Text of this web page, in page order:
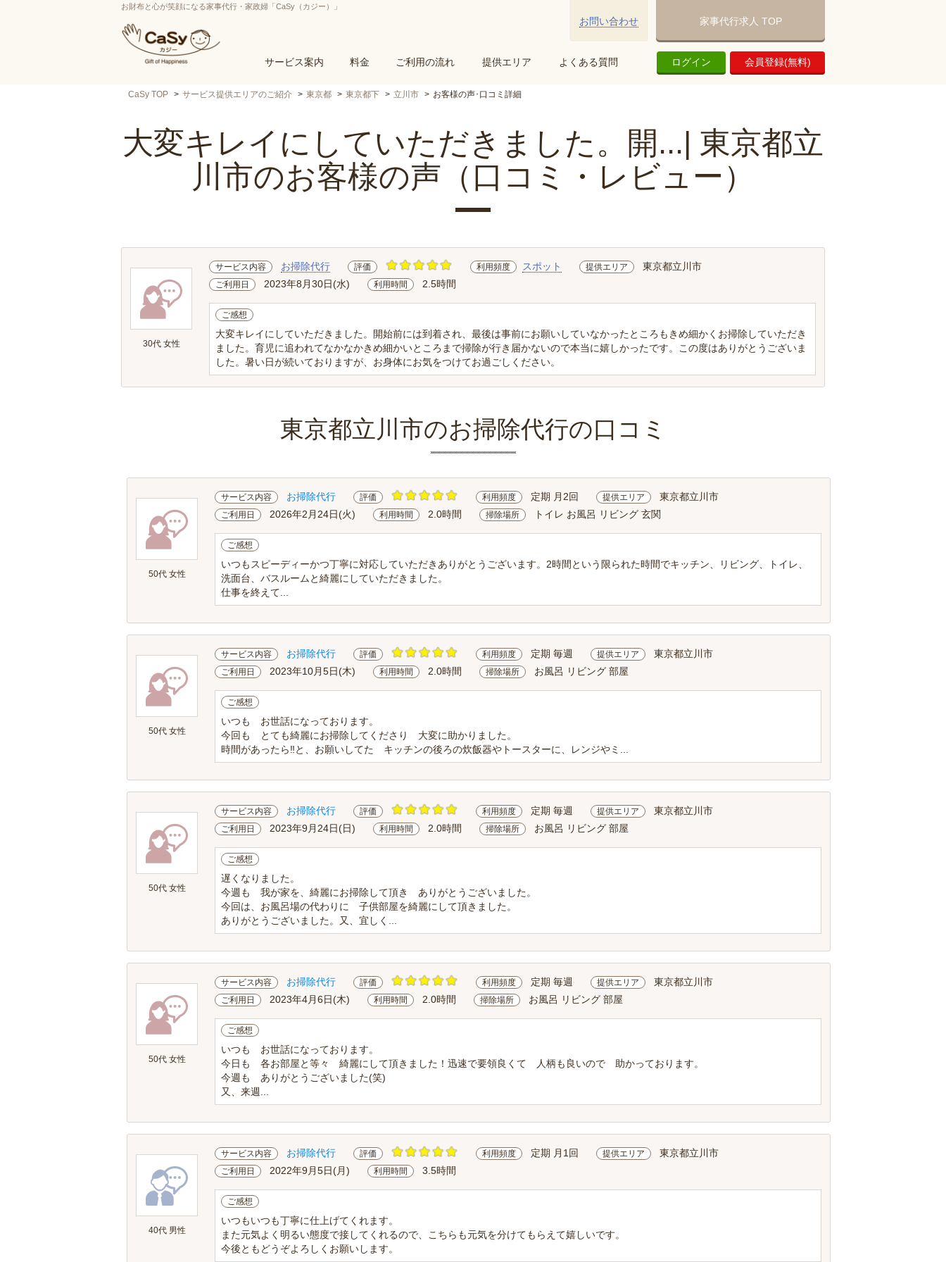
お財布と心が笑顔になる家事代行・家政婦「CaSy（カジー）」
サービス案内 料金 ご利用の流れ 提供エリア よくある質問 ログイン 会員登録(無料)
お問い合わせ 家事代行求人 TOP
CaSy TOP サービス提供エリアのご紹介 東京都 東京都下 立川市 お客様の声･口コミ詳細
大変キレイにしていただきました。開...| 東京都立
川市のお客様の声（口コミ・レビュー）
30代 女性
サービス内容 お掃除代行 評価 利用頻度 スポット 提供エリア 東京都立川市
ご利用日 2023年8月30日(水) 利用時間 2.5時間
ご感想
大変キレイにしていただきました。開始前には到着され、最後は事前にお願いしていなかったところもきめ細かくお掃除していただき
ました。育児に追われてなかなかきめ細かいところまで掃除が行き届かないので本当に嬉しかったです。この度はありがとうございま
した。暑い日が続いておりますが、お身体にお気をつけてお過ごしください。
東京都立川市のお掃除代行の口コミ
50代 女性
サービス内容 お掃除代行 評価 利用頻度 定期 月2回 提供エリア 東京都立川市
ご利用日 2026年2月24日(火) 利用時間 2.0時間 掃除場所 トイレ お風呂 リビング 玄関
ご感想
いつもスピーディーかつ丁寧に対応していただきありがとうございます。2時間という限られた時間でキッチン、リビング、トイレ、
洗面台、バスルームと綺麗にしていただきました。
仕事を終えて...
50代 女性
サービス内容 お掃除代行 評価 利用頻度 定期 毎週 提供エリア 東京都立川市
ご利用日 2023年10月5日(木) 利用時間 2.0時間 掃除場所 お風呂 リビング 部屋
ご感想
いつも お世話になっております。
今回も とても綺麗にお掃除してくださり 大変に助かりました。
時間があったら‼️と、お願いしてた キッチンの後ろの炊飯器やトースターに、レンジやミ...
50代 女性
サービス内容 お掃除代行 評価 利用頻度 定期 毎週 提供エリア 東京都立川市
ご利用日 2023年9月24日(日) 利用時間 2.0時間 掃除場所 お風呂 リビング 部屋
ご感想
遅くなりました。
今週も 我が家を、綺麗にお掃除して頂き ありがとうございました。
今回は、お風呂場の代わりに 子供部屋を綺麗にして頂きました。
ありがとうございました。又、宜しく...
50代 女性
サービス内容 お掃除代行 評価 利用頻度 定期 毎週 提供エリア 東京都立川市
ご利用日 2023年4月6日(木) 利用時間 2.0時間 掃除場所 お風呂 リビング 部屋
ご感想
いつも お世話になっております。
今日も 各お部屋と等々 綺麗にして頂きました！迅速で要領良くて 人柄も良いので 助かっております。
今週も ありがとうございました(笑)
又、来週...
40代 男性
サービス内容 お掃除代行 評価 利用頻度 定期 月1回 提供エリア 東京都立川市
ご利用日 2022年9月5日(月) 利用時間 3.5時間
ご感想
いつもいつも丁寧に仕上げてくれます。
また元気よく明るい態度で接してくれるので、こちらも元気を分けてもらえて嬉しいです。
今後ともどうぞよろしくお願いします。